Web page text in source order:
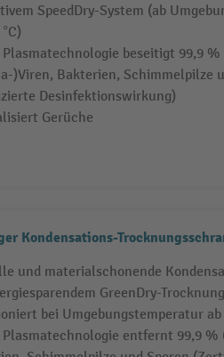
SpeedDry-System (ab
Plasmatechnologie beseitigt 99,9 %
)Viren, Bakterien, Schimmelpilze
Desinfektionswirkung)
Gerüche
Kondensations-
und materialschonende
GreenDry-
bei Umgebungstemperatur ab
Plasmatechnologie entfernt 99,9 %